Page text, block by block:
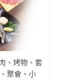
、烤物、套
聚會、小